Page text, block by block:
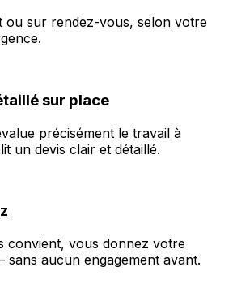
ou sur rendez-vous, selon votre
sur place
précisément le travail à
un devis clair et détaillé.
convient, vous donnez votre
aucun engagement avant.